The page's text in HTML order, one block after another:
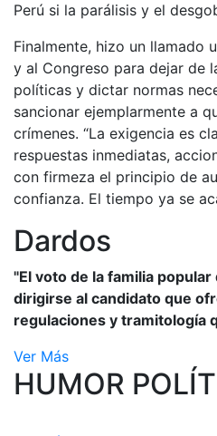
Perú si la parálisis y el
Finalmente, hizo un llamado
y al Congreso para dejar de
políticas y dictar normas
sancionar ejemplarmente a
crímenes. “La exigencia es
respuestas inmediatas,
con firmeza el principio de
confianza. El tiempo ya se
Dardos
"El voto de la familia
dirigirse al candidato que
regulaciones y tramitología
Ver Más
HUMOR